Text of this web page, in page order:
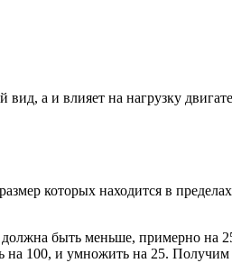
а и влияет на нагрузку
которых находится в
быть меньше, примерно на
на 100, и умножить на 25.